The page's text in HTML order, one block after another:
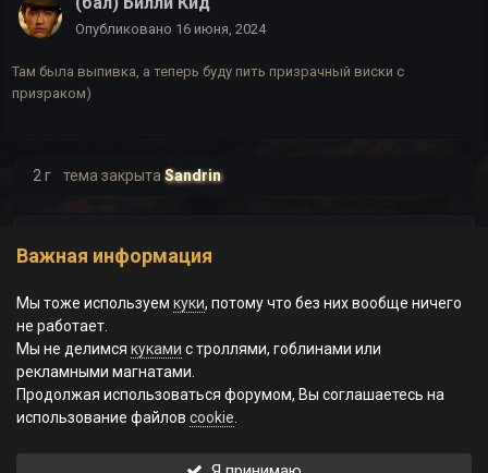
Опубликовано 16 июня, 2024
Там была выпивка, а теперь буду пить призрачный виски с
призраком)
2 г тема закрыта Sandrin
Эта тема закрыта для публикации ответов.
Поделиться Подписчики 0
Важная информация
Мы тоже используем куки, потому что без них вообще ничего
не работает.
Мы не делимся куками с троллями, гоблинами или
рекламными магнатами.
Продолжая использоваться форумом, Вы соглашаетесь на
использование файлов cookie